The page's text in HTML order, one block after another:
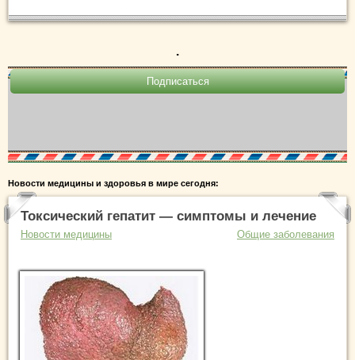
.
Новости медицины и здоровья в мире сегодня:
Токсический гепатит — симптомы и лечение
Новости медицины Общие заболевания